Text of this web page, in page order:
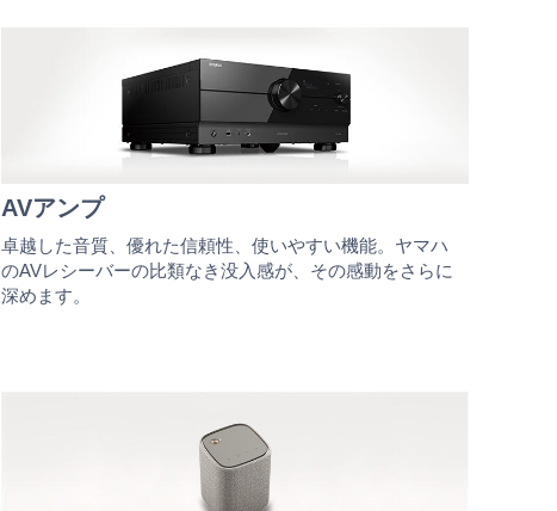
AVアンプ
卓越した音質、優れた信頼性、使いやすい機能。ヤマハ
のAVレシーバーの比類なき没入感が、その感動をさらに
深めます。